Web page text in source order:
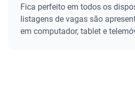
Fica perfeito em todos os
listagens de vagas são
em computador, tablet e